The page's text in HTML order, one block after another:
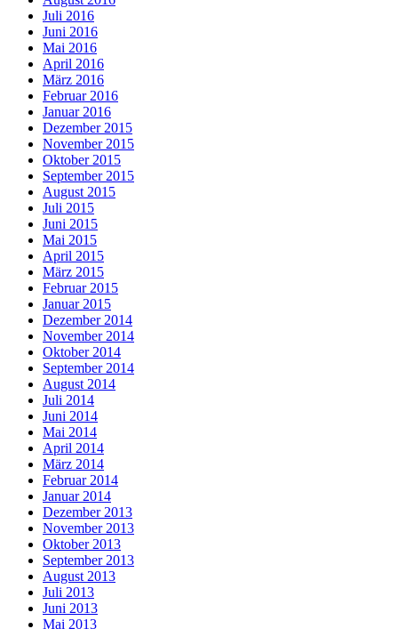
Juli 2016
Juni 2016
Mai 2016
April 2016
März 2016
Februar 2016
Januar 2016
Dezember 2015
November 2015
Oktober 2015
September 2015
August 2015
Juli 2015
Juni 2015
Mai 2015
April 2015
März 2015
Februar 2015
Januar 2015
Dezember 2014
November 2014
Oktober 2014
September 2014
August 2014
Juli 2014
Juni 2014
Mai 2014
April 2014
März 2014
Februar 2014
Januar 2014
Dezember 2013
November 2013
Oktober 2013
September 2013
August 2013
Juli 2013
Juni 2013
Mai 2013